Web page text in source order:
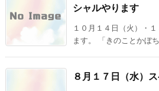
シャルやります
１０月１４日（火）・
ます。 「きのことかぼ
８月１７日（水）